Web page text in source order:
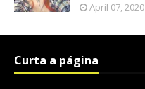
April 07, 2020
Curta a página